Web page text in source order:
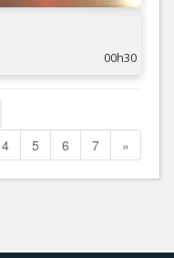
00h30
4 5 6 7 »